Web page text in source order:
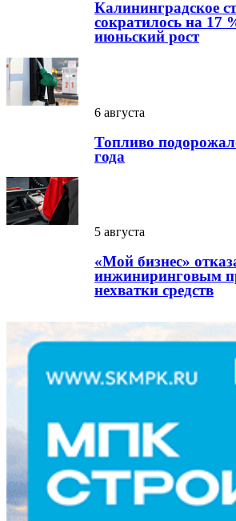
Калининградское
сократилось на 17
июньский рост
6 августа
Топливо
года
5 августа
«Мой бизнес»
инжиниринговым
нехватки средств